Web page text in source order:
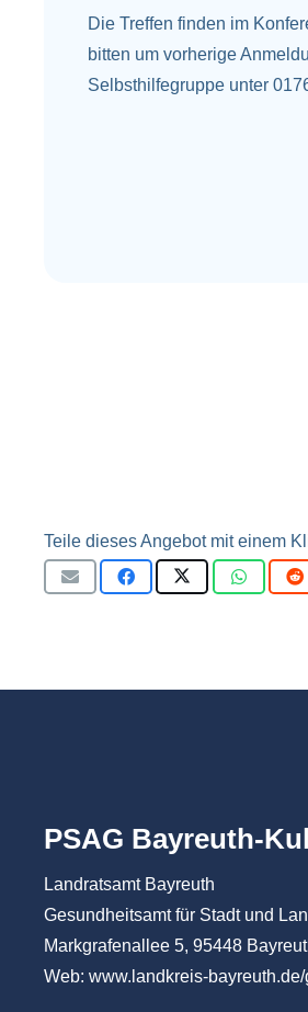
Die Treffen finden im
bitten um vorherige
Selbsthilfegruppe unter
Teile dieses Angebot mit einem
PSAG Bayreuth-
Landratsamt Bayreuth
Gesundheitsamt für Stadt und
Markgrafenallee 5, 95448
Web: www.landkreis-